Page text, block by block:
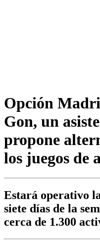
Opción
Gon, un
propone
los juegos de
Estará operativo
siete días de la
cerca de 1.300